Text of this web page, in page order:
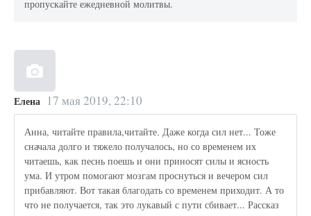
пропускайте ежедневной молитвы.
Елена 17 мая 2019, 22:10
Анна, читайте правила,читайте. Даже когда сил нет... Тоже
сначала долго и тяжело получалось, но со временем их
читаешь, как песнь поешь и они приносят силы и ясность
ума. И утром помогают мозгам проснуться и вечером сил
прибавляют. Вот такая благодать со временем приходит. А то
что не получается, так это лукавый с пути сбивает... Рассказ